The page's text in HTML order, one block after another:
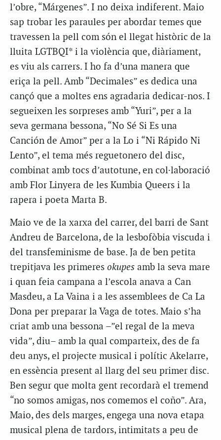
l’obre, “Márgenes”. I no deixa indiferent. Maio
sap trobar les paraules per abordar temes que
travessen la pell com són el llegat històric de la
lluita LGTBQI* i la violència que, diàriament,
es viu als carrers. I ho fa d’una manera que
eriça la pell. Amb “Decimales” es dedica una
cançó que a moltes ens agradaria dedicar-nos. I
segueixen les sorpreses amb “Yuri”, per a la
seva germana bessona, “No Sé Si Es una
Canción de Amor” per a la Lo i “Ni Rápido Ni
Lento”, el tema més reguetonero del disc,
combinat amb tocs d’autotune, en col·laboració
amb Flor Linyera de les Kumbia Queers i la
rapera i poeta Marta B.
Maio ve de la xarxa del carrer, del barri de Sant
Andreu de Barcelona, de la lesbofòbia viscuda i
del transfeminisme de base. Ja de ben petita
trepitjava les primeres okupes amb la seva mare
i quan feia campana a l’escola anava a Can
Masdeu, a La Vaina i a les assemblees de Ca La
Dona per preparar la Vaga de totes. Maio s’ha
criat amb una bessona –”el regal de la meva
vida”, diu– amb la qual comparteix, des de fa
deu anys, el projecte musical i polític Akelarre,
en essència present al llarg del seu primer disc.
Ben segur que molta gent recordarà el tremend
“no somos amigas, nos comemos el coño”. Ara,
Maio, des dels marges, engega una nova etapa
musical plena de tardors, intimitats a peu de